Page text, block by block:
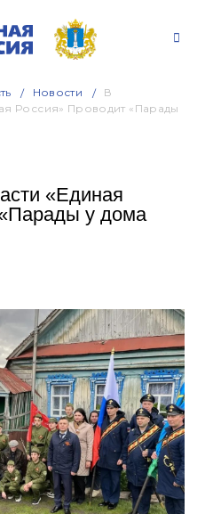
Новости
В
Россия» Проводит «Парады
«Единая
у дома